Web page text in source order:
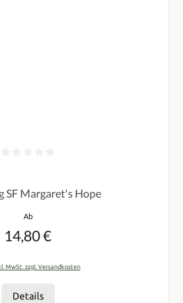
SF Margaret's Hope
Regulärer Preis:
Ab
14,80 €
MwSt. zzgl. Versandkosten
Details